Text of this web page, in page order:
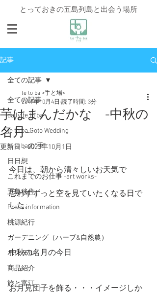
とっておきの五島列島と出会う場所
記事
全ての記事
daily te to ba
te to ba Goto Wedding
te to baの"手"
日日想
これまでのお仕事 -art works-
五島移住
Press information
桃源紀行
ガーデニング（ハーブ&自然農）
ホステル
商品紹介
旅と富江
全ての記事
芋はまんだかな -中秋の
名月-
te to ba <手と場>
2017年10月4日 読了時間: 3分
更新日：2023年10月1日
今日は、朝から清々しいお天気で
思わずずっと空を見ていたくなる日で
した。
中秋の名月の今日
お月見団子を飾る・・・イメージしか